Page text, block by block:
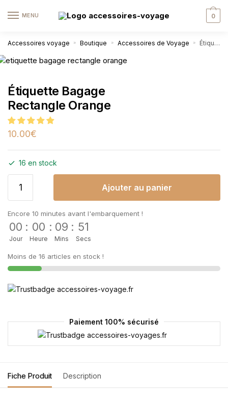
MENU 0
Accessoires voyage » Boutique » Accessoires de Voyage » Étiquette Bagage Rectangle Orange
Étiquette Bagage
Rectangle Orange
10.00€
16 en stock
Ajouter au panier
Encore 10 minutes avant l'embarquement !
00
Jour
: 00
Heure
: 09
Mins
: 51
Secs
Moins de 16 articles en stock !
Paiement 100% sécurisé
Fiche Produit Description